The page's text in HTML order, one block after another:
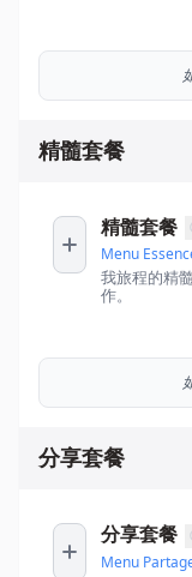
精髓套餐
精髓套餐
Menu
我旅程的精
作。
分享套餐
分享套餐
Menu